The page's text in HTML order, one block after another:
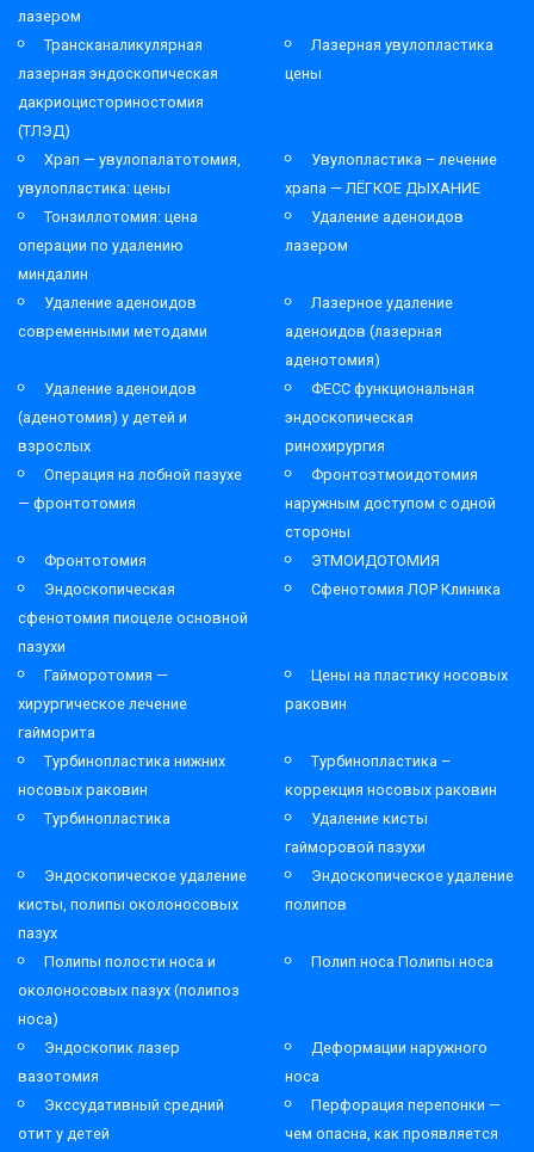
лазером
Трансканаликулярная
лазерная эндоскопическая
дакриоцисториностомия
(ТЛЭД)
Лазерная увулопластика
цены
Храп — увулопалатотомия,
увулопластика: цены
Увулопластика – лечение
храпа — ЛЁГКОЕ ДЫХАНИЕ
Тонзиллотомия: цена
операции по удалению
миндалин
Удаление аденоидов
лазером
Удаление аденоидов
современными методами
Лазерное удаление
аденоидов (лазерная
аденотомия)
Удаление аденоидов
(аденотомия) у детей и
взрослых
ФЕСС функциональная
эндоскопическая
ринохирургия
Операция на лобной пазухе
— фронтотомия
Фронтоэтмоидотомия
наружным доступом с одной
стороны
Фронтотомия
ЭТМОИДОТОМИЯ
Эндоскопическая
сфенотомия пиоцеле основной
пазухи
Сфенотомия ЛОР Клиника
Гайморотомия —
хирургическое лечение
гайморита
Цены на пластику носовых
раковин
Турбинопластика нижних
носовых раковин
Турбинопластика –
коррекция носовых раковин
Турбинопластика
Удаление кисты
гайморовой пазухи
Эндоскопическое удаление
кисты, полипы околоносовых
пазух
Эндоскопическое удаление
полипов
Полипы полости носа и
околоносовых пазух (полипоз
носа)
Полип носа Полипы носа
Эндоскопик лазер
вазотомия
Деформации наружного
носа
Экссудативный средний
отит у детей
Перфорация перепонки —
чем опасна, как проявляется